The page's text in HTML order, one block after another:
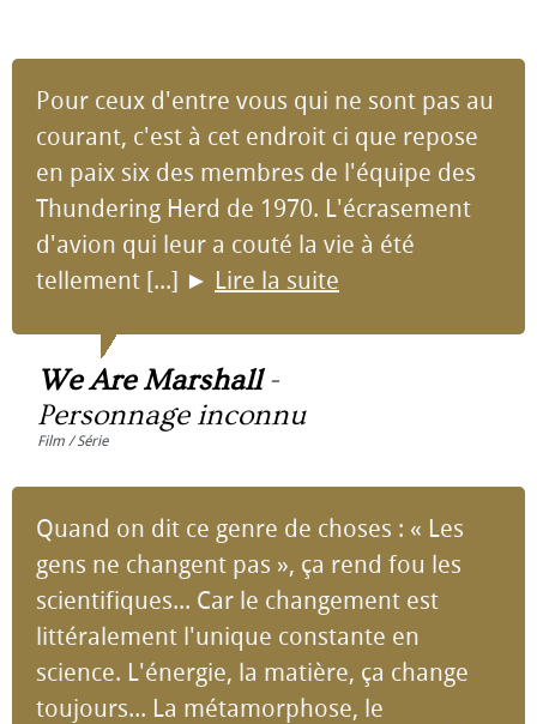
Pour ceux d'entre vous qui ne sont pas au
courant, c'est à cet endroit ci que repose
en paix six des membres de l'équipe des
Thundering Herd de 1970. L'écrasement
d'avion qui leur a couté la vie à été
tellement [...] ► Lire la suite
We Are Marshall-
Personnage inconnu
Film / Série
Quand on dit ce genre de choses : « Les
gens ne changent pas », ça rend fou les
scientifiques... Car le changement est
littéralement l'unique constante en
science. L'énergie, la matière, ça change
toujours... La métamorphose, le